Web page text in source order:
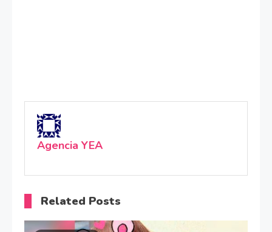
Agencia YEA
Related Posts